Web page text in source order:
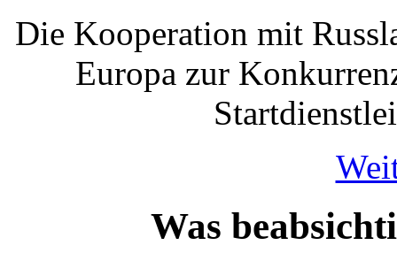
Die Kooperation mit
Europa zur
Was